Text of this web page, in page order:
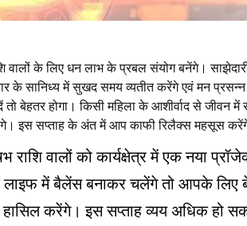
वालों के लिए धन लाभ के प्रबल संयोग बनेंगे।
के सानिध्य में सुखद समय व्यतीत करेंगे एवं मन
तो बेहतर होगा। किसी महिला के आशीर्वाद से जीवन में
इस सप्ताह के अंत में आप काफी रिलैक्स महसूस
राशि वालों को कार्यक्षेत्र में एक नया
में बैलेंस बनाकर चलेंगे तो आपके लिए
करेंगे। इस सप्ताह व्यय अधिक हो